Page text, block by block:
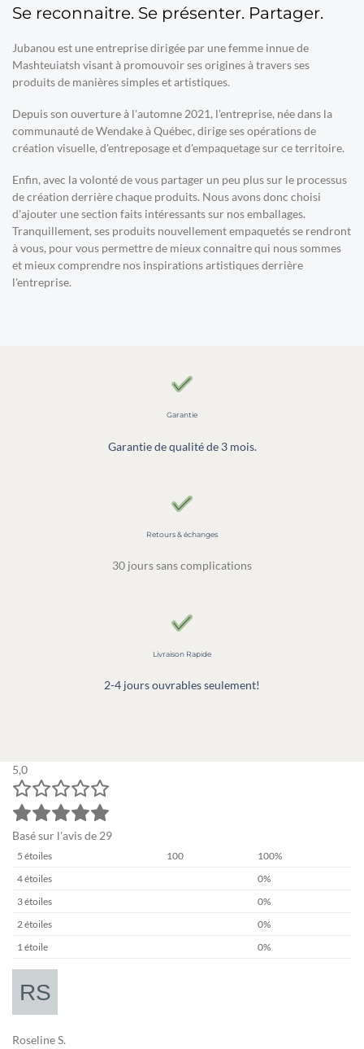
Se reconnaitre. Se présenter. Partager.
Jubanou est une entreprise dirigée par une femme innue de
Mashteuiatsh visant à promouvoir ses origines à travers ses
produits de manières simples et artistiques.
Depuis son ouverture à l'automne 2021, l'entreprise, née dans la
communauté de Wendake à Québec, dirige ses opérations de
création visuelle, d'entreposage et d'empaquetage sur ce territoire.
Enfin, avec la volonté de vous partager un peu plus sur le processus
de création derrière chaque produits. Nous avons donc choisi
d'ajouter une section faits intéressants sur nos emballages.
Tranquillement, ses produits nouvellement empaquetés se rendront
à vous, pour vous permettre de mieux connaitre qui nous sommes
et mieux comprendre nos inspirations artistiques derrière
l'entreprise.
Garantie
Garantie de qualité de 3 mois.
Retours & échanges
30 jours sans complications
Livraison Rapide
2-4 jours ouvrables seulement!
5,0
Basé sur l'avis de 29
5 étoiles 100
100%
4 étoiles
0%
3 étoiles
0%
2 étoiles
0%
1 étoile
0%
Roseline S.